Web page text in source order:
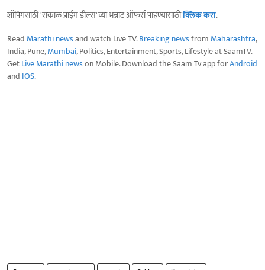
शॉपिंगसाठी 'सकाळ प्राईम डील्स'च्या भन्नाट ऑफर्स पाहण्यासाठीक्लिक करा.
Read Marathi newsand watch Live TV.Breaking newsfrom Maharashtra,
India, Pune,Mumbai, Politics, Entertainment, Sports, Lifestyle at SaamTV.
GetLive Marathi newson Mobile. Download the Saam Tv app forAndroid
and IOS.